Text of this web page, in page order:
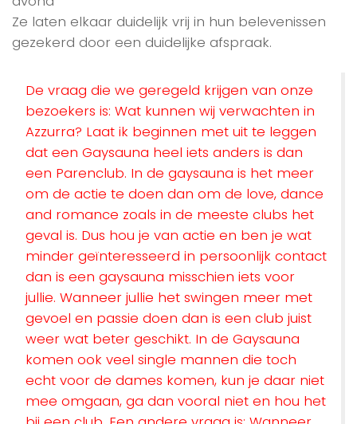
Ze laten elkaar duidelijk vrij in hun belevenissen
gezekerd door een duidelijke afspraak.
De vraag die we geregeld krijgen van onze
bezoekers is: Wat kunnen wij verwachten in
Azzurra? Laat ik beginnen met uit te leggen
dat een Gaysauna heel iets anders is dan
een Parenclub. In de gaysauna is het meer
om de actie te doen dan om de love, dance
and romance zoals in de meeste clubs het
geval is. Dus hou je van actie en ben je wat
minder geïnteresseerd in persoonlijk contact
dan is een gaysauna misschien iets voor
jullie. Wanneer jullie het swingen meer met
gevoel en passie doen dan is een club juist
weer wat beter geschikt. In de Gaysauna
komen ook veel single mannen die toch
echt voor de dames komen, kun je daar niet
mee omgaan, ga dan vooral niet en hou het